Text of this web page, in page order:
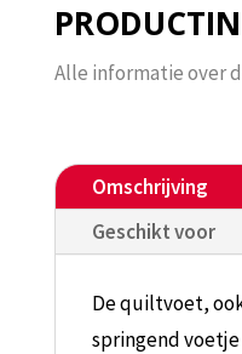
Alle informatie over
Omschrijving
Geschikt voor
De quiltvoet,
springend